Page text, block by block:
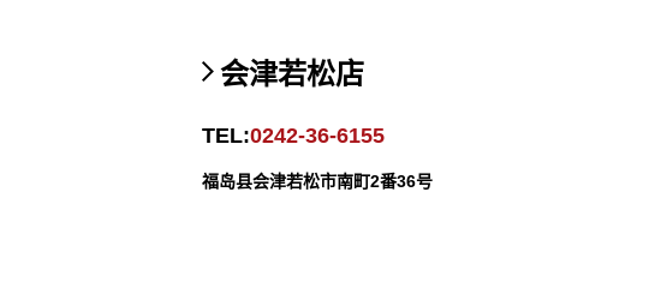
会津若松店
TEL:0242-36-6155
福岛县会津若松市南町2番36号